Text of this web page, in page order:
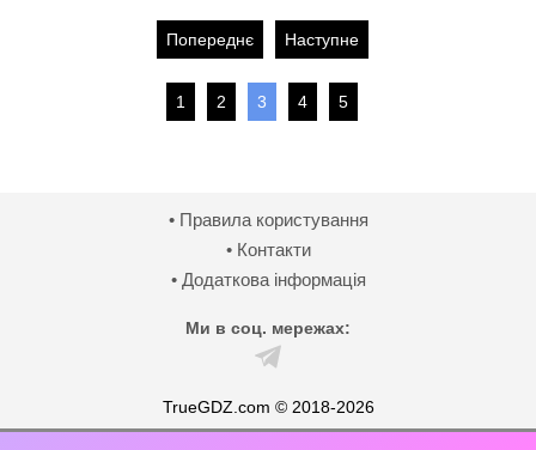
Попереднє Наступне
1 2 3 4 5
• Правила користування
• Контакти
• Додаткова інформація
Ми в соц. мережах:
TrueGDZ.com © 2018-2026